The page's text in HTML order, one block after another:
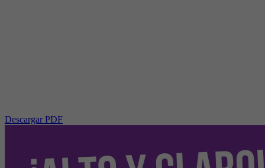
Descargar PDF